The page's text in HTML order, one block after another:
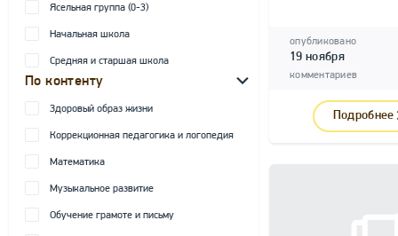
Ясельная группа (0-3)
Начальная школа
Средняя и старшая школа
По контенту
Здоровый образ жизни
Коррекционная педагогика и логопедия
Математика
Музыкальное развитие
Обучение грамоте и письму
опубликовано
19 ноября
комментариев
Подробнее